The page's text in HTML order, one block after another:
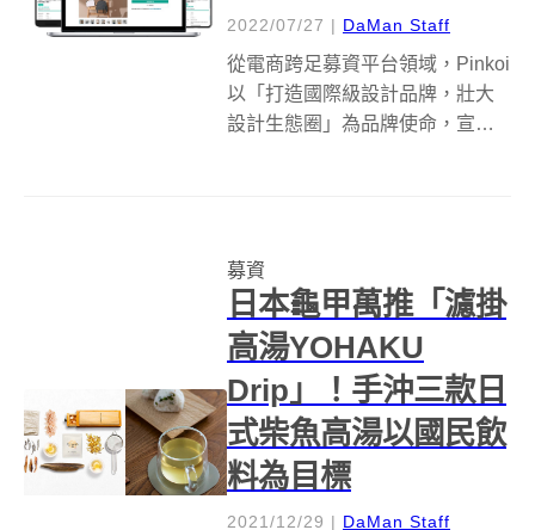
2022/07/27 | DaMan Staff
從電商跨足募資平台領域，Pinkoi
以「打造國際級設計品牌，壯大
設計生態圈」為品牌使命，宣布
時尚工藝、人氣插畫等，例...
募資
日本龜甲萬推「濾掛
高湯YOHAKU
Drip」！手沖三款日
式柴魚高湯以國民飲
料為目標
2021/12/29 | DaMan Staff